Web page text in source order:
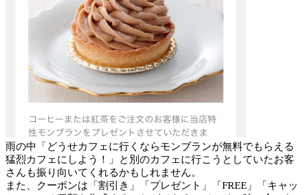
雨の中「どうせカフェに行くならモンブランが無料でもらえる
猛烈カフェにしよう！」と別のカフェに行こうとしていたお客
さんも振り向いてくれるかもしれません。
また、クーポンは「割引き」「プレゼント」「FREE」「キャッ